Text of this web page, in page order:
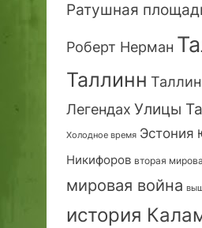
Ратушная
Роберт Нерман
Таллинн
Легендах Улицы
Холодное время Эстония
Никифоров вторая
мировая война
история